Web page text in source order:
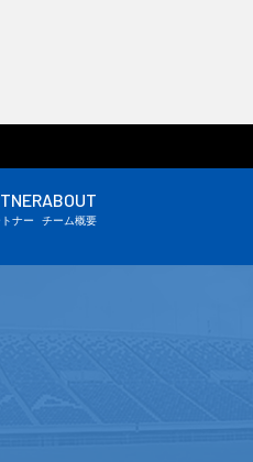
ナー
ABOUT
チーム概要